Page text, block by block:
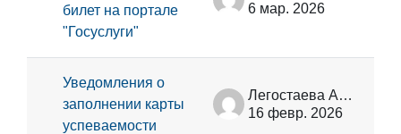
билет на портале
"Госуслуги"
6 мар. 2026
Уведомления о
заполнении карты
успеваемости
Легостаева Александра Сергеевна
16 февр. 2026